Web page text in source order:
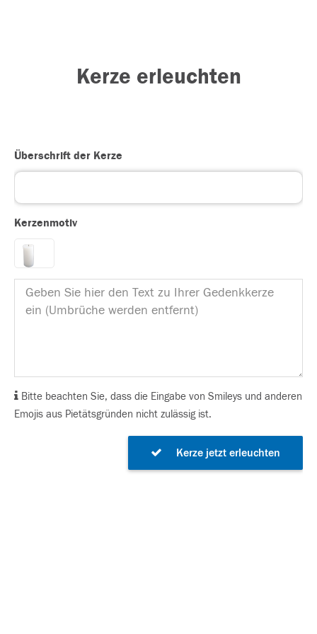
Kerze erleuchten
Überschrift der Kerze
Kerzenmotiv
Bitte beachten Sie, dass die Eingabe von Smileys und anderen
Emojis aus Pietätsgründen nicht zulässig ist.
Kerze jetzt erleuchten